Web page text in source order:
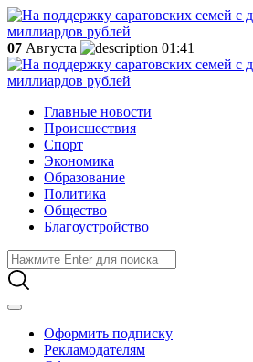
07 Августа 01:41
Главные новости
Происшествия
Спорт
Экономика
Образование
Политика
Общество
Благоустройство
Оформить подписку
Рекламодателям